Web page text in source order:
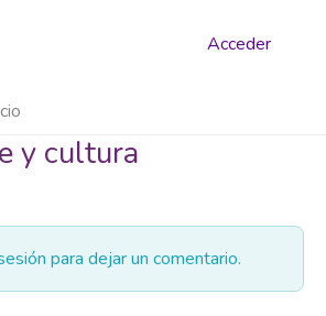
Acceder
y cultura
para dejar un comentario.